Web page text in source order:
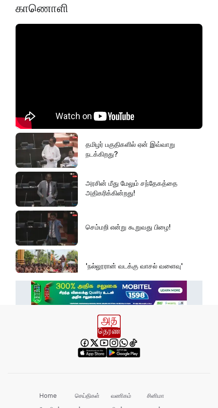
காணொளி
தமிழர் பகுதிகளில் ஏன் இவ்வாறு
நடக்கிறது?
அரசின் மீது மேலும் சந்தேகத்தை
அதிகரிக்கின்றது!
செம்மறி என்று கூறுவது பிழை!
'நல்லூரான் வடக்கு வாசல் வளைவு'
எல் நினோவை எதிர்கொள்ளத் தயாராக
வனஜீவராசிகள் அதிகாரிகளால் மீட்பு!
வேண்டும்!
Home செய்திகள் வணிகம்
சினிமா